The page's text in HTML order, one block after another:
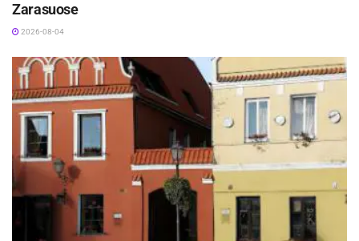
Zarasuose
2026-08-04